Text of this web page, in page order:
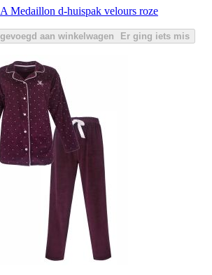
Medaillon d-huispak velours roze
aan winkelwagen Er ging iets mis